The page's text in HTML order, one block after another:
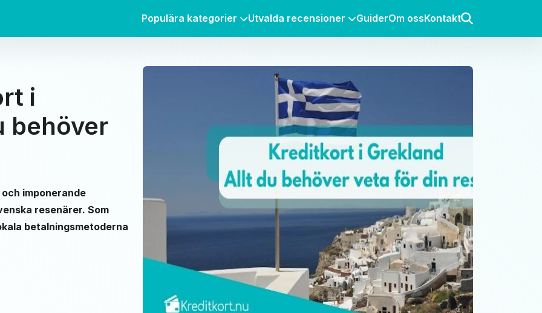
Populära kategorier Utvalda recensioner GuiderOm ossKontakt
i
behöver
imponerande
resenärer. Som
betalningsmetoderna